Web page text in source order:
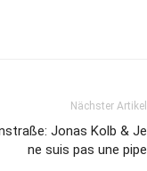
Nächster Artikel
Jonas Kolb & Je
ne suis pas une pipe